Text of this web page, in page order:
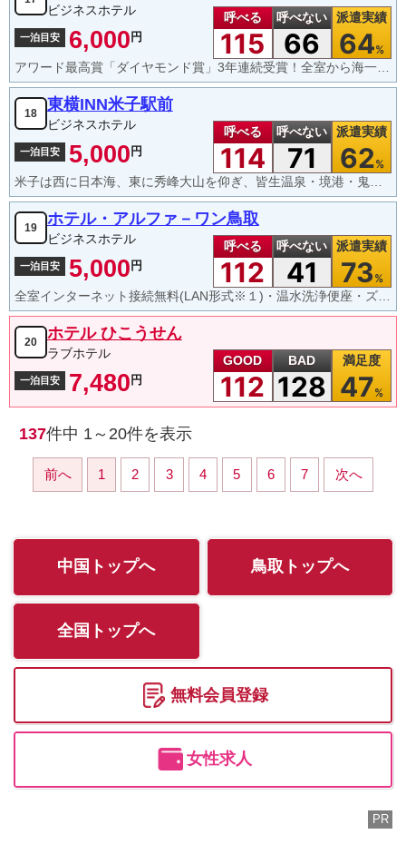
ビジネスホテル
一泊目安 6,000円
呼べる
115
呼べない
66
派遣実績
64%
アワード最高賞「ダイヤモンド賞」3年連続受賞！全室から海一望♪かけ流しの大浴場＆露天風呂＆貸切風呂♪
18 東横INN米子駅前
ビジネスホテル
一泊目安 5,000円
呼べる
114
呼べない
71
派遣実績
62%
米子は西に日本海、東に秀峰大山を仰ぎ、皆生温泉・境港・鬼太郎ロード・足立美術館・フラワーパーク花回廊など、すばらしい自然と、観光、そしてビジネスにも大変アクセスの良いところです。東横イン米子駅前は、米子駅から徒歩２分でおいでいただけます。清潔で、明るく、安心しておくつろぎいただけるお部屋をご用意しております。 ７０台の駐車場有 ロビーにはAEDの設置・パソコン、カラープリンター・ウォーターサーバー・自動販売機・ランドリー有です。東横インシアター（最新DVD映画放送）朝食無料サービス通常シングルのお部屋でセミダブルサイズ（１，４００ミリ×2,030ミリ）のベットをご用意しております。
19 ホテル・アルファ－ワン鳥取
ビジネスホテル
一泊目安 5,000円
呼べる
112
呼べない
41
派遣実績
73 %
全室インターネット接続無料(LAN形式※１)・温水洗浄便座・ズボンプレッサー・静音型冷蔵庫完備
20 ホテル ひこうせん
ラブホテル
一泊目安 7,480円
GOOD
112
BAD
128
満足度
47%
137件中 1～20件を表示
前へ 1 2 3 4 5 6 7 次へ
中国トップへ 鳥取トップへ
全国トップへ
無料会員登録
女性求人